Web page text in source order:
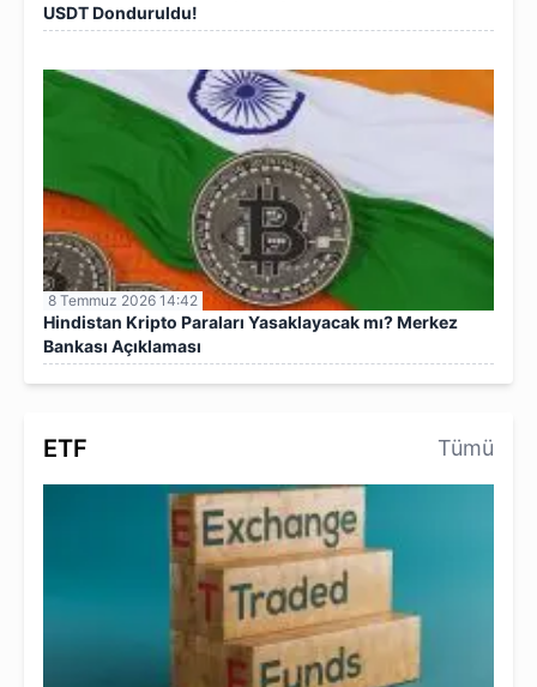
USDT Donduruldu!
8 Temmuz 2026 14:42
Hindistan Kripto Paraları Yasaklayacak mı? Merkez
Bankası Açıklaması
ETF Tümü